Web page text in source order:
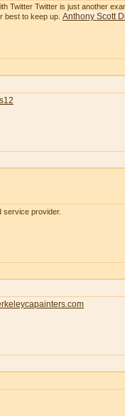
Twitter Twitter is just another
best to keep up. Anthony Scott
service provider.